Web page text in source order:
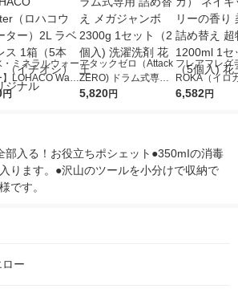
・ミネラルウォー
】LOHACO Wate
ハコウォータ
円
アタックゼロ（Attack
ZERO) ドラム式専用
詰め替え メガジャン
5,820円
フレアフレグ
ROKA（イロ
イキッドリリ
6,582円
部入る！お役立ちポシェット●350mIの消毒
ります。●沢山のツールを小分けで収納で
です。
ロー